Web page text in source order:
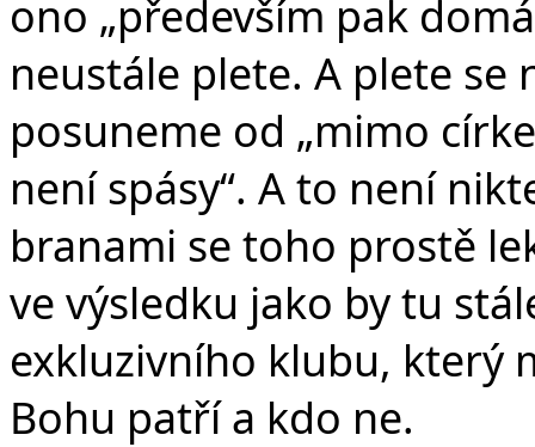
ono „především pak
neustále plete. A plete se
posuneme od „mimo
není spásy“. A to není
branami se toho prostě
ve výsledku jako by tu
exkluzivního klubu, který
Bohu patří a kdo ne.